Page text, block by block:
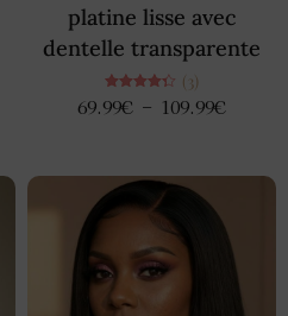
platine lisse avec
dentelle transparente
Note
4.33
(3)
69.99€ – 109.99€